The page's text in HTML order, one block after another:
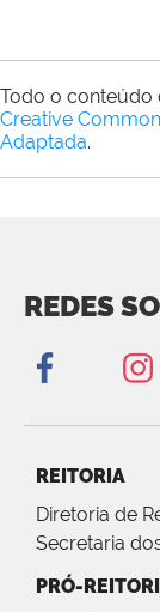
Todo o conteúdo
Creative
Adaptada.
REDES
REITORIA
Diretoria de
Secretaria
PRÓ-